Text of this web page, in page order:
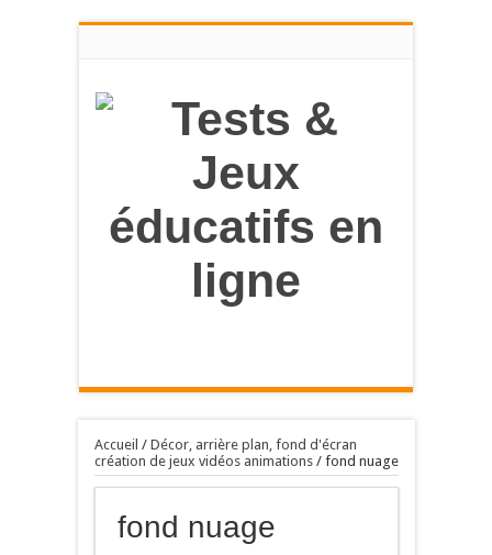
Accueil / Décor, arrière plan, fond d'écran
création de jeux vidéos animations/ fond nuage
fond nuage